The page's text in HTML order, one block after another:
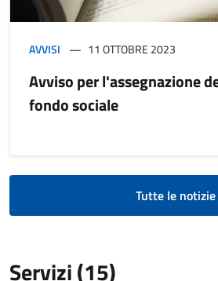
AVVISI 11 OTTOBRE 2023
Avviso per l'assegnazione
fondo sociale
Tutte le notizie
Servizi (15)